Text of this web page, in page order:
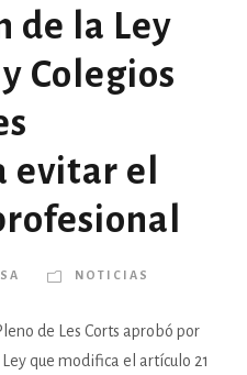
de la Ley
Colegios
evitar el
NOTICIAS
de Les Corts aprobó por
que modifica el artículo 21